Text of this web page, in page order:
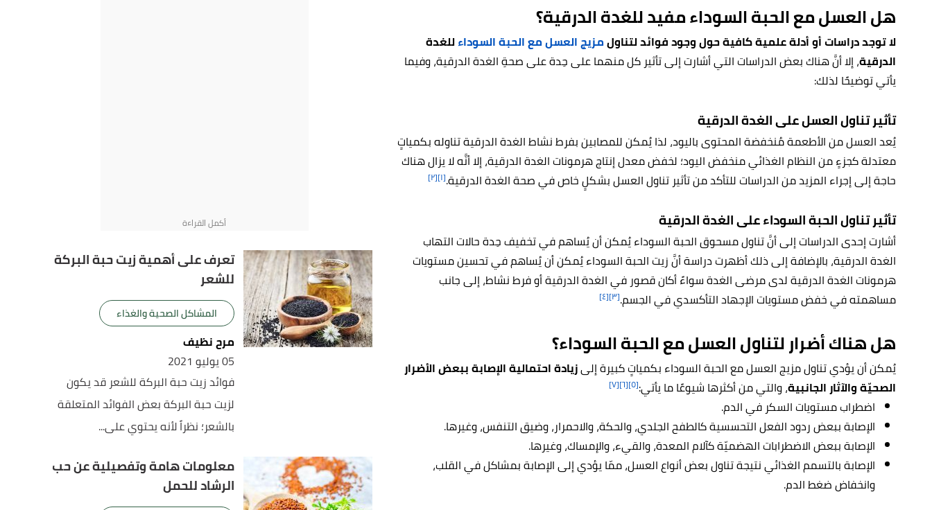
هل العسل مع الحبة السوداء مفيد للغدة الدرقية؟
لا توجد دراسات أو أدلة علمية كافية حول وجود فوائد لتناولمزيج العسل مع الحبة السوداءللغدة
الدرقية، إلا أنَّ هناك بعض الدراسات التي أشارت إلى تأثير كل منهما على حِدة على صحةِ الغدة الدرقية، وفيما
يأتي توضيحًا لذلك:
تأثير تناول العسل على الغدة الدرقية
يُعد العسل من الأطعمة مُنخفضة المحتوى باليود، لذا يُمكن للمصابين بفرط نشاط الغدة الدرقية تناوله بكمياتٍ
معتدلة كجزءٍ من النظام الغذائي منخفض اليود؛ لخفض معدل إنتاج هرمونات الغدة الدرقية، إلا أنَّه لا يزال هناك
حاجة إلى إجراء المزيد من الدراسات للتأكد من تأثير تناول العسل بشكلٍ خاص في صحة الغدة الدرقية.[١] [٢]
تأثير تناول الحبة السوداء على الغدة الدرقية
أشارت إحدى الدراسات إلى أنَّ تناول مسحوق الحبة السوداء يُمكن أن يُساهم في تخفيف حِدة حالات التهاب
الغدة الدرقية، بالإضافة إلى ذلك أظهرت دراسة أنَّ زيت الحبة السوداء يُمكن أن يُساهم في تحسين مستويات
هرمونات الغدة الدرقية لدى مرضى الغدة سواءً أكان قصور في الغدة الدرقية أو فرط نشاط، إلى جانب
مساهمته في خفض مستويات الإجهاد التأكسدي في الجسم.[٣] [٤]
هل هناك أضرار لتناول العسل مع الحبة السوداء؟
يُمكن أن يؤدي تناول مزيج العسل مع الحبة السوداء بكمياتٍ كبيرة إلىزيادة احتمالية الإصابة ببعض الأضرار
الصحيّة والآثار الجانبية، والتي من أكثرها شيوعًا ما يأتي:[٥] [٦] [٧]
اضطراب مستويات السكر في الدم.
الإصابة ببعض ردود الفعل التحسسية كالطفح الجلدي، والحكة، والاحمرار، وضيق التنفس، وغيرها.
الإصابة ببعض الاضطرابات الهضميّة كآلام المعدة، والقيء، والإمساك، وغيرها.
الإصابة بالتسمم الغذائي نتيجة تناول بعض أنواع العسل، ممّا يؤدي إلى الإصابة بمشاكل في القلب،
وانخفاض ضغط الدم.
تعرف على أهمية زيت حبة البركة
للشعر
المشاكل الصحية والغذاء
مرح نظيف
05 يوليو 2021
فوائد زيت حبة البركة للشعر قد يكون
لزيت حبة البركة بعض الفوائد المتعلقة
بالشعر؛ نظراً لأنه يحتوي على...
معلومات هامة وتفصيلية عن حب
الرشاد للحمل